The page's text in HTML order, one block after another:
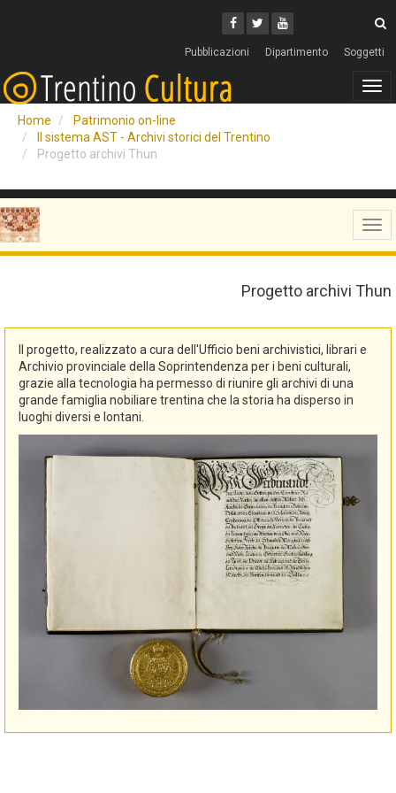
Facebook
Twitter
Youtube
Pubblicazioni Dipartimento Soggetti
Home
Patrimonio on-line
Il sistema AST - Archivi storici del Trentino
Progetto archivi Thun
Progetto archivi Thun
Il progetto, realizzato a cura dell'Ufficio beni archivistici, librari e
Archivio provinciale della Soprintendenza per i beni culturali,
grazie alla tecnologia ha permesso di riunire gli archivi di una
grande famiglia nobiliare trentina che la storia ha disperso in
luoghi diversi e lontani.